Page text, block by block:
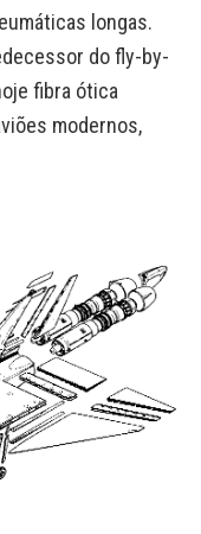
longas.
do fly-by-
fibra ótica
modernos,